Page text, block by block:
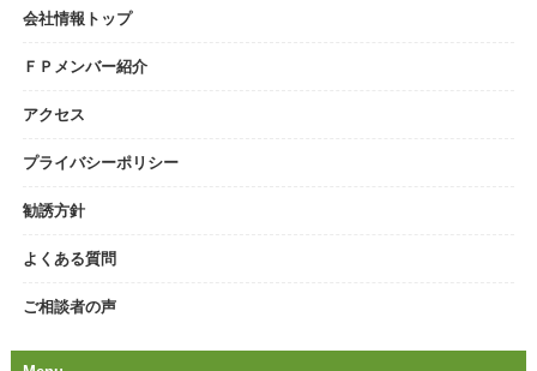
会社情報トップ
ＦＰメンバー紹介
アクセス
プライバシーポリシー
勧誘方針
よくある質問
ご相談者の声